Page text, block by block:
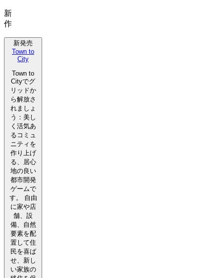
新
作
新発売
Town to
City
Town to
Cityでグ
リッドか
ら解放さ
れましょ
う：美し
く活気あ
るコミュ
ニティを
作り上げ
る、居心
地の良い
都市開発
ゲームで
す。 自由
に家や店
舗、設
備、自然
要素を配
置して住
民を喜ば
せ、新し
い家族の